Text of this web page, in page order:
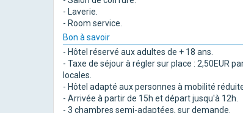
- Laverie.
- Room service.
Bon à savoir
- Hôtel réservé aux adultes de + 18 ans.
- Taxe de séjour à régler sur place : 2,50EUR
locales.
- Hôtel adapté aux personnes à mobilité
- Arrivée à partir de 15h et départ jusqu'à 12h.
- 3 chambres semi-adaptées, sur demande.